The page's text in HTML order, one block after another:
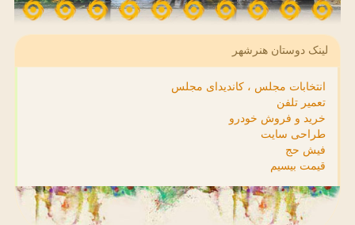
لینک دوستان هنرشهر
انتخابات مجلس ، کاندیدای مجلس
تعمیر تلفن
خرید و فروش خودرو
طراحی سایت
فیش حج
قیمت بیسیم